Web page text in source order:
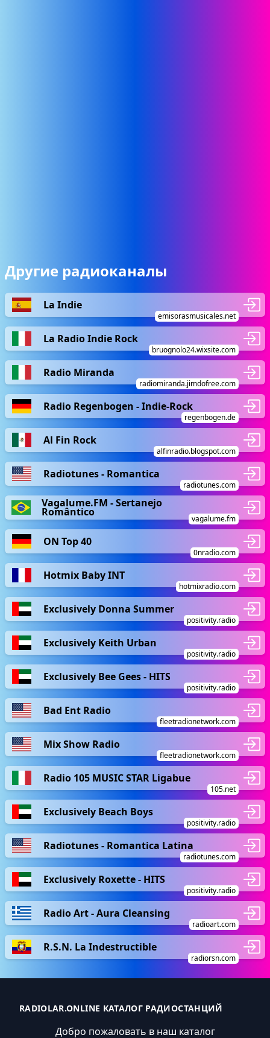
Другие радиоканалы
La Indie
emisorasmusicales.net
La Radio Indie Rock
bruognolo24.wixsite.com
Radio Miranda
radiomiranda.jimdofree.com
Radio Regenbogen - Indie-Rock
regenbogen.de
Al Fin Rock
alfinradio.blogspot.com
Radiotunes - Romantica
radiotunes.com
Vagalume.FM - Sertanejo
Romântico
vagalume.fm
ON Top 40
0nradio.com
Hotmix Baby INT
hotmixradio.com
Exclusively Donna Summer
positivity.radio
Exclusively Keith Urban
positivity.radio
Exclusively Bee Gees - HITS
positivity.radio
Bad Ent Radio
fleetradionetwork.com
Mix Show Radio
fleetradionetwork.com
Radio 105 MUSIC STAR Ligabue
105.net
Exclusively Beach Boys
positivity.radio
Radiotunes - Romantica Latina
radiotunes.com
Exclusively Roxette - HITS
positivity.radio
Radio Art - Aura Cleansing
radioart.com
R.S.N. La Indestructible
radiorsn.com
RADIOLAR.ONLINE КАТАЛОГ РАДИОСТАНЦИЙ
Добро пожаловать в наш каталог